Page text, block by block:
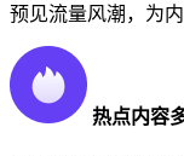
预见流量风潮，为
热点内容